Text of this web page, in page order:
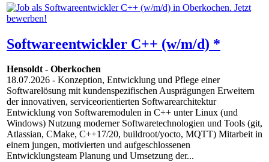
Softwareentwickler C++ (w/m/d) *
Hensoldt- Oberkochen
18.07.2026 - Konzeption, Entwicklung und Pflege einer
Softwarelösung mit kundenspezifischen Ausprägungen Erweitern
der innovativen, serviceorientierten Softwarearchitektur
Entwicklung von Softwaremodulen in C++ unter Linux (und
Windows) Nutzung moderner Softwaretechnologien und Tools (git,
Atlassian, CMake, C++17/20, buildroot/yocto, MQTT) Mitarbeit in
einem jungen, motivierten und aufgeschlossenen
Entwicklungsteam Planung und Umsetzung der...